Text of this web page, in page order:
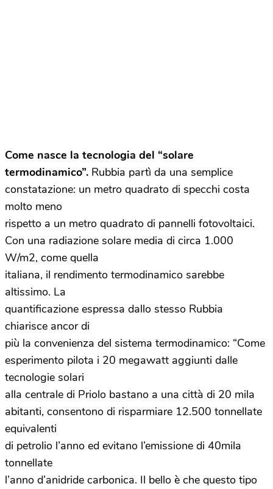
Come nasce la tecnologia del “solare
termodinamico”. Rubbia partì da una semplice
constatazione: un metro quadrato di specchi costa
molto meno
rispetto a un metro quadrato di pannelli fotovoltaici.
Con una radiazione solare media di circa 1.000
W/m2, come quella
italiana, il rendimento termodinamico sarebbe
altissimo. La
quantificazione espressa dallo stesso Rubbia
chiarisce ancor di
più la convenienza del sistema termodinamico: “Come
esperimento pilota i 20 megawatt aggiunti dalle
tecnologie solari
alla centrale di Priolo bastano a una città di 20 mila
abitanti, consentono di risparmiare 12.500 tonnellate
equivalenti
di petrolio l’anno ed evitano l’emissione di 40mila
tonnellate
l’anno d’anidride carbonica. Il bello è che questo tipo